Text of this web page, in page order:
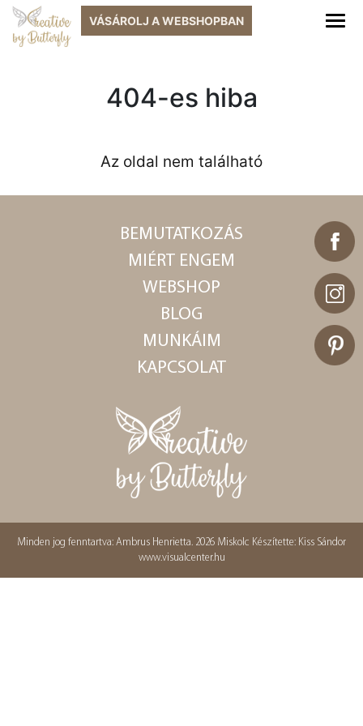
VÁSÁROLJ AWEBSHOPBAN
404-es hiba
Az oldal nem található
BEMUTATKOZÁS
MIÉRT ENGEM
WEBSHOP
BLOG
MUNKÁIM
KAPCSOLAT
Minden jog fenntartva: Ambrus Henrietta. 2026 Miskolc Készítette: Kiss Sándor
www.visualcenter.hu